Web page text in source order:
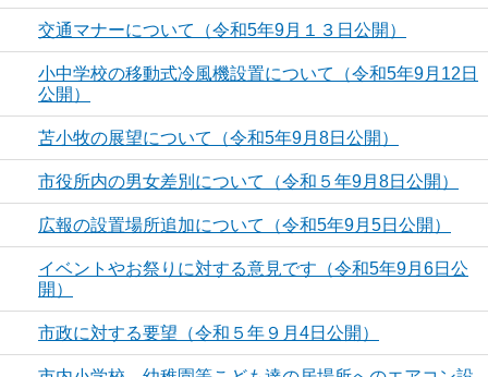
交通マナーについて（令和5年9月１３日公開）
小中学校の移動式冷風機設置について（令和5年9月12日
公開）
苫小牧の展望について（令和5年9月8日公開）
市役所内の男女差別について（令和５年9月8日公開）
広報の設置場所追加について（令和5年9月5日公開）
イベントやお祭りに対する意見です（令和5年9月6日公
開）
市政に対する要望（令和５年９月4日公開）